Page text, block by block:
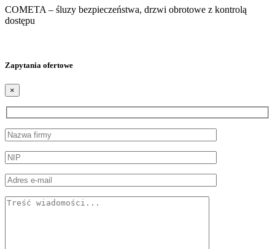
COMETA – śluzy bezpieczeństwa, drzwi obrotowe z kontrolą
dostępu
Zapytania ofertowe
×